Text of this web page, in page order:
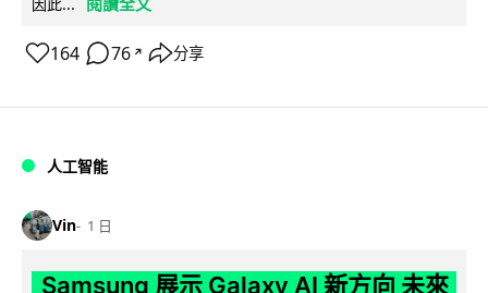
因此...
164 76 ↗ 分享
人工智能
Vin 1 日
Samsung 展示 Galaxy AI 新方向 未來